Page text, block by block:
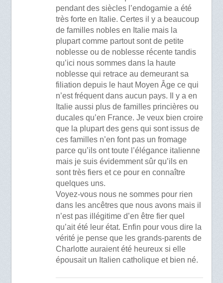
pendant des siècles l’endogamie a été
très forte en Italie. Certes il y a beaucoup
de familles nobles en Italie mais la
plupart comme partout sont de petite
noblesse ou de noblesse récente tandis
qu’ici nous sommes dans la haute
noblesse qui retrace au demeurant sa
filiation depuis le haut Moyen Âge ce qui
n’est fréquent dans aucun pays. Il y a en
Italie aussi plus de familles princières ou
ducales qu’en France. Je veux bien croire
que la plupart des gens qui sont issus de
ces familles n’en font pas un fromage
parce qu’ils ont toute l’élégance italienne
mais je suis évidemment sûr qu’ils en
sont très fiers et ce pour en connaître
quelques uns.
Voyez-vous nous ne sommes pour rien
dans les ancêtres que nous avons mais il
n’est pas illégitime d’en être fier quel
qu’ait été leur état. Enfin pour vous dire la
vérité je pense que les grands-parents de
Charlotte auraient été heureux si elle
épousait un Italien catholique et bien né.